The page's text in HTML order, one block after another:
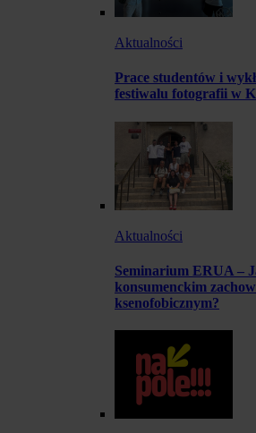
Aktualności
Prace studentów i
festiwalu fotografii w
Aktualności
Seminarium ERUA –
konsumenckim
ksenofobicznym?